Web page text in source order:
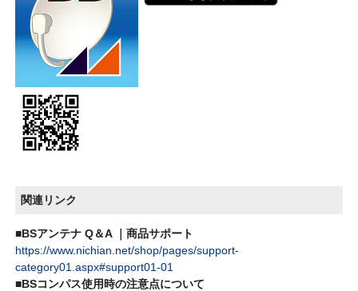
関連リンク
■BSアンテナ Q＆A ｜商品サポート
https://www.nichian.net/shop/pages/support-
category01.aspx#support01-01
■BSコンパス使用時の注意点について